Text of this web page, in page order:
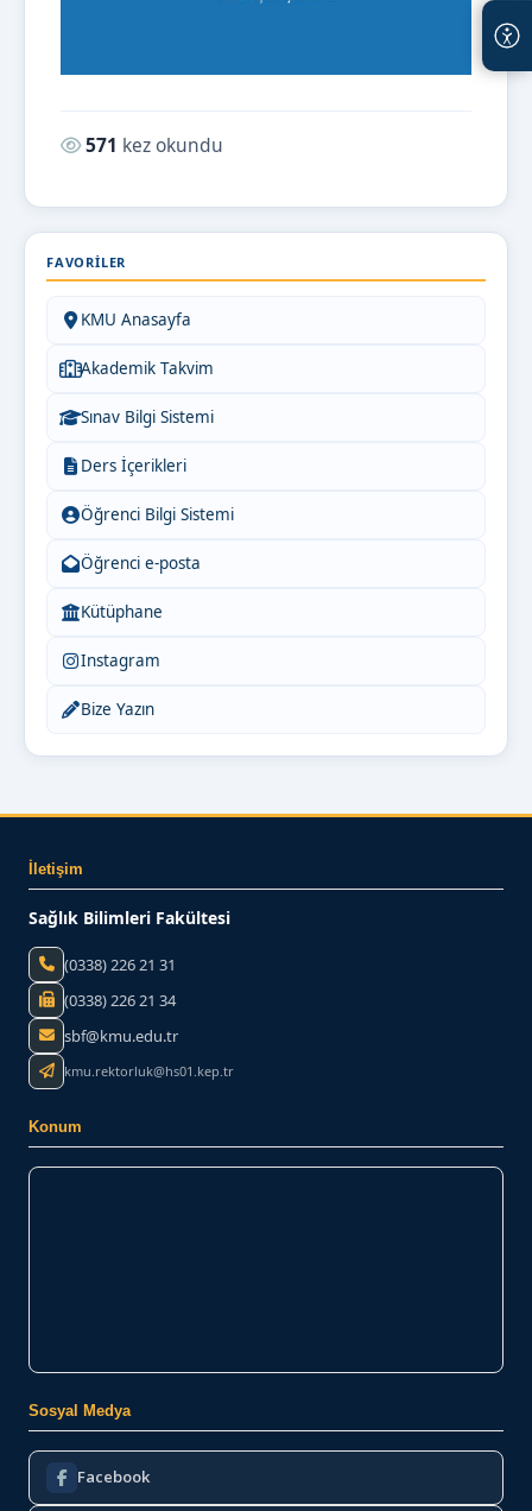
Okunma sayısı:
571 kez okundu
FAVORILER
KMU Anasayfa
Akademik Takvim
Sınav Bilgi Sistemi
Ders İçerikleri
Öğrenci Bilgi Sistemi
Öğrenci e-posta
Kütüphane
Instagram
Bize Yazın
İletişim
Sağlık Bilimleri Fakültesi
(0338) 226 21 31
(0338) 226 21 34
sbf@kmu.edu.tr
kmu.rektorluk@hs01.kep.tr
Konum
Sosyal Medya
Facebook